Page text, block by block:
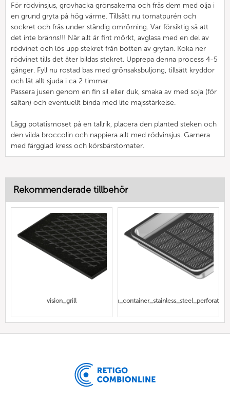
För rödvinsjus, grovhacka grönsakerna och fräs dem med olja i
en grund gryta på hög värme. Tillsätt nu tomatpurén och
sockret och fräs under ständig omrörning. Var försiktig så att
det inte bränns!!! När allt är fint mörkt, avglasa med en del av
rödvinet och lös upp stekret från botten av grytan. Koka ner
rödvinet tills det åter bildas stekret. Upprepa denna process 4-5
gånger. Fyll nu rostad bas med grönsaksbuljong, tillsätt kryddor
och låt allt sjuda i ca 2 timmar.
Passera jusen genom en fin sil eller duk, smaka av med soja (för
sältan) och eventuellt binda med lite majsstärkelse.
Lägg potatismoset på en tallrik, placera den planted steken och
den vilda broccolin och nappiera allt med rödvinsjus. Garnera
med färgglad kress och körsbärstomater.
Rekommenderade tillbehör
vision_grill Gn_container_stainless_steel_perforated